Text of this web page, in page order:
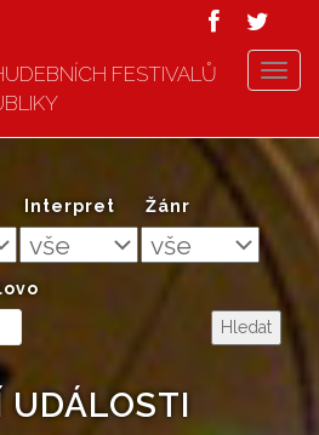
T
g
FESTIVALŮ
Interpret Žánr
UDÁLOSTI